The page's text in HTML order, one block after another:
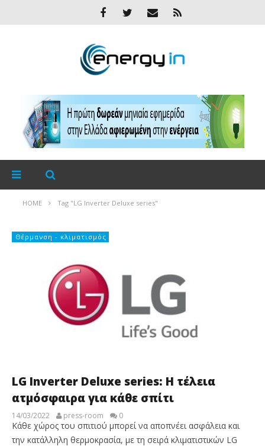
HOME Tag "LG Inverter Deluxe series"
Θέρμανση - κλιματισμός
LG Inverter Deluxe series: Η τέλεια
ατμόσφαιρα για κάθε σπίτι
14/03/2022 press-room 0
Κάθε χώρος του σπιτιού μπορεί να αποπνέει ασφάλεια και
την κατάλληλη θερμοκρασία, με τη σειρά κλιματιστικών LG